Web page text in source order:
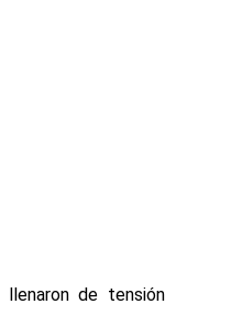
de tensión